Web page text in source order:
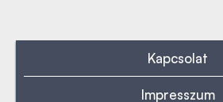
Kapcsolat
Impresszum